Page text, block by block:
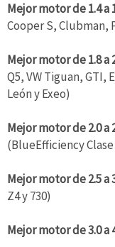
Mejor motor de 1.4 a
Cooper S, Clubman,
Mejor motor de 1.8 a
Q5, VW Tiguan, GTI,
León y Exeo)
Mejor motor de 2.0 a
(BlueEfficiency Clase
Mejor motor de 2.5 a
Z4 y 730)
Mejor motor de 3.0 a